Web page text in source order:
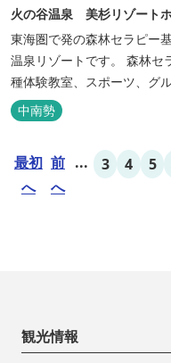
火の谷温泉 美杉リゾート
東海圏で発の森林セラピー
温泉リゾートです。 森林セ
種体験教室、スポーツ、グ
いきり遊んだ後は温泉でゆ
ングに豪華会席料理。バイ
付き客室、露天風呂・ジ...
中南勢
最初
へ
前
へ
... 3 4 5
観光情報